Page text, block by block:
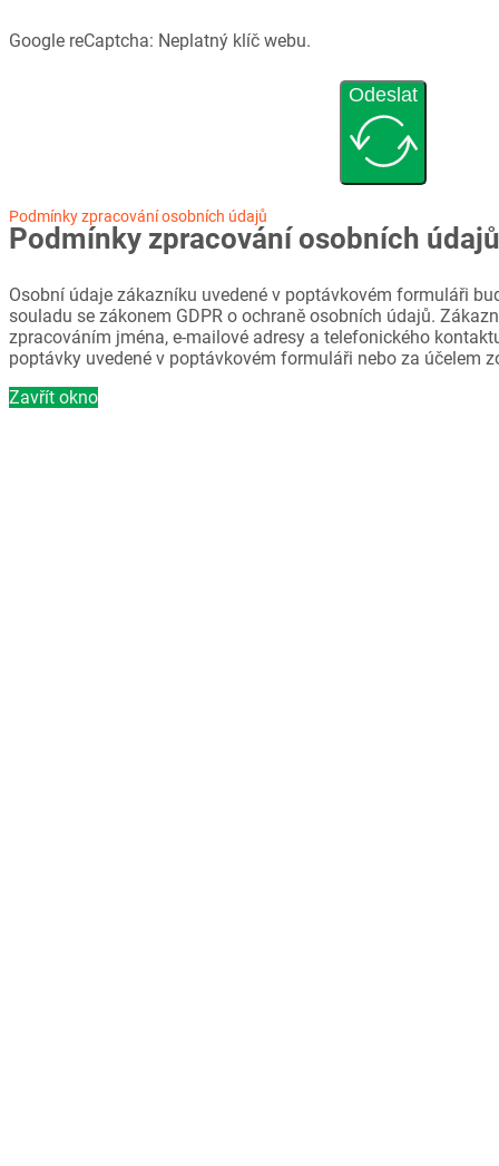
Google reCaptcha: Neplatný klíč webu.
Odeslat
Podmínky zpracování osobních údajů
Podmínky zpracování osobních údajů
Osobní údaje zákazníku uvedené v poptávkovém formuláři
souladu se zákonem GDPR o ochraně osobních údajů.
zpracováním jména, e-mailové adresy a telefonického
poptávky uvedené v poptávkovém formuláři nebo za účelem
Zavřít okno